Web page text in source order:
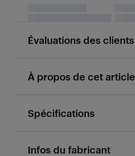
Évaluations des clients
À propos de cet article
Spécifications
Infos du fabricant